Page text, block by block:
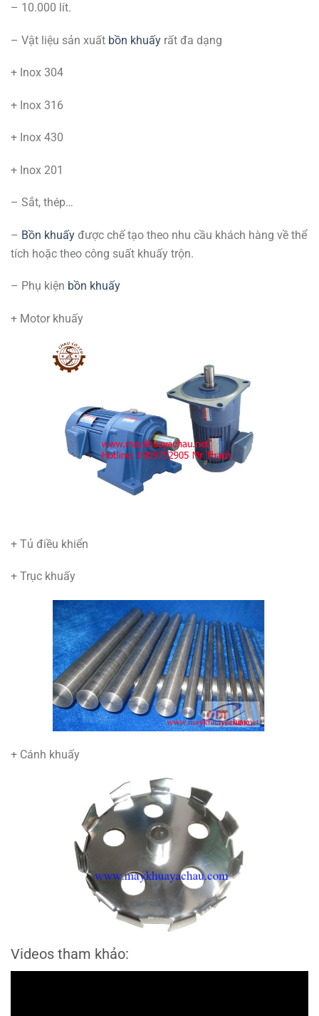
– 10.000 lít.
– Vật liệu sản xuất bồn khuấy rất đa dạng
+ Inox 304
+ Inox 316
+ Inox 430
+ Inox 201
– Sắt, thép…
– Bồn khuấy được chế tạo theo nhu cầu khách hàng về thể
tích hoặc theo công suất khuấy trộn.
– Phụ kiện bồn khuấy
+ Motor khuấy
+ Tủ điều khiển
+ Trục khuấy
+ Cánh khuấy
Videos tham khảo: